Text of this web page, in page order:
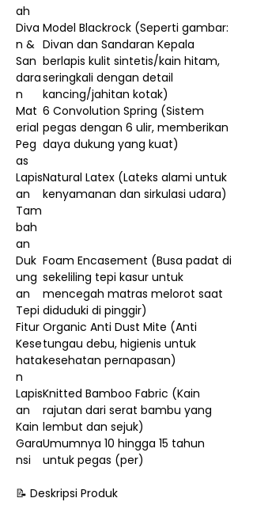
ah
Diva
n &
San
dara
n
Model Blackrock (Seperti gambar:
Divan dan Sandaran Kepala
berlapis kulit sintetis/kain hitam,
seringkali dengan detail
kancing/jahitan kotak)
Mat
erial
Peg
as
6 Convolution Spring (Sistem
pegas dengan 6 ulir, memberikan
daya dukung yang kuat)
Lapis
an
Tam
bah
an
Natural Latex (Lateks alami untuk
kenyamanan dan sirkulasi udara)
Duk
ung
an
Tepi
Foam Encasement (Busa padat di
sekeliling tepi kasur untuk
mencegah matras melorot saat
diduduki di pinggir)
Fitur
Kese
hata
n
Organic Anti Dust Mite (Anti
tungau debu, higienis untuk
kesehatan pernapasan)
Lapis
an
Kain
Knitted Bamboo Fabric (Kain
rajutan dari serat bambu yang
lembut dan sejuk)
Gara
nsi
Umumnya 10 hingga 15 tahun
untuk pegas (per)
📝 Deskripsi Produk